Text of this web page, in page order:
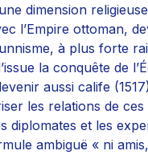
dimension
l’Empire ottoman,
à plus forte
la conquête de
aussi calife
les relations de ces
diplomates et les
ambiguë « ni